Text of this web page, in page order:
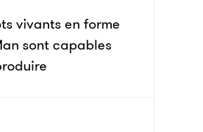
vivants en forme
sont capables